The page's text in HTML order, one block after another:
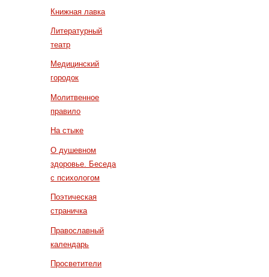
Книжная лавка
Литературный
театр
Медицинский
городок
Молитвенное
правило
На стыке
О душевном
здоровье. Беседа
с психологом
Поэтическая
страничка
Православный
календарь
Просветители